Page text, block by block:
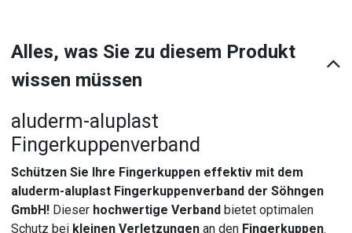
Alles, was Sie zu diesem Produkt
wissen müssen
aluderm-aluplast
Fingerkuppenverband
Schützen Sie Ihre Fingerkuppen effektiv mit dem
aluderm-aluplast Fingerkuppenverband der Söhngen
GmbH! Dieser hochwertige Verband bietet optimalen
Schutz bei kleinen Verletzungen an den Fingerkuppen.